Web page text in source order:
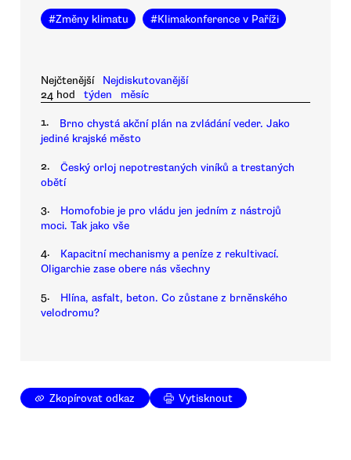
#Změny klimatu #Klimakonference v Paříži
Nejčtenější
Nejdiskutovanější
24 hod
týden měsíc
1.
Brno chystá akční plán na zvládání veder. Jako
jediné krajské město
2.
Český orloj nepotrestaných viníků a trestaných
obětí
3.
Homofobie je pro vládu jen jedním z nástrojů
moci. Tak jako vše
4.
Kapacitní mechanismy a peníze z rekultivací.
Oligarchie zase obere nás všechny
5.
Hlína, asfalt, beton. Co zůstane z brněnského
velodromu?
Zkopírovat odkaz Vytisknout